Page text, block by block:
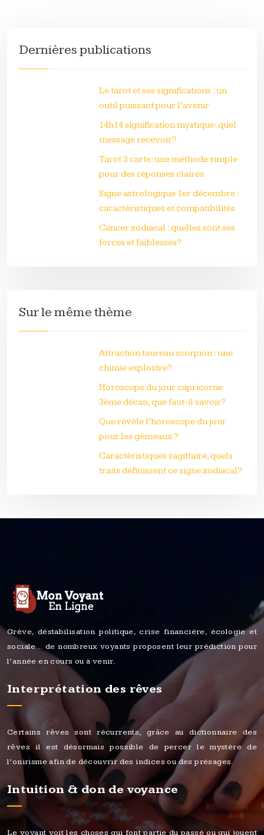
Dernières publications
Le tarot et ses significations : un
outil puissant pour l’avenir
14h14 signification mystique: quel
message recevoir?
Tarot 3 carte: une méthode simple
pour des réponses claires.
Signe astrologique 1er décembre :
caractéristiques et compatibilités
Cancer zodiacal : quelles sont ses
forces et faiblesses?
Sur le même thème
Attraction taureau scorpion : une
chimie explosive?
Horoscope du jour capricorne
3ème décan, que faut-il savoir?
Que révèle l’horoscope du jour
pour les gémeaux ?
Caractéristiques sagittaire, quels
traits définissent ce signe zodiacal?
Grève, déstabilisation politique, crise financière, écologie et
sociale… de nombreux voyants proposent leur prédiction pour
l’année en cours ou à venir.
Interprétation des rêves
Certains rêves sont récurrents, grâce au dictionnaire des
rêves il est désormais possible de percer le mystère de
l’onirisme afin de découvrir des indices ou des présages.
Intuition & don de voyance
Le voyant voit les choses qui font partie du passé ou qui jouent